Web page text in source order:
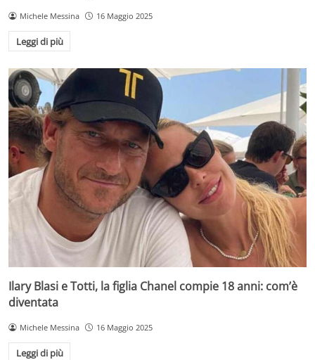
Michele Messina 16 Maggio 2025
Leggi di più
Ilary Blasi e Totti, la figlia Chanel compie 18 anni: com’è
diventata
Michele Messina 16 Maggio 2025
Leggi di più